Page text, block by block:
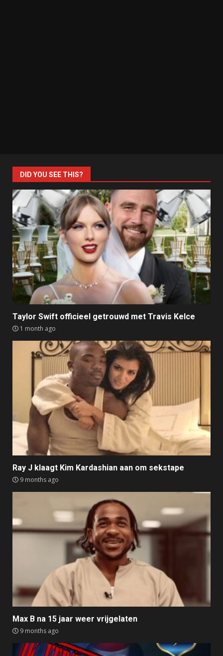
DID YOU SEE THIS?
Taylor Swift officieel getrouwd met Travis Kelce
1 month ago
Ray J klaagt Kim Kardashian aan om sekstape
9 months ago
Max B na 15 jaar weer vrijgelaten
9 months ago